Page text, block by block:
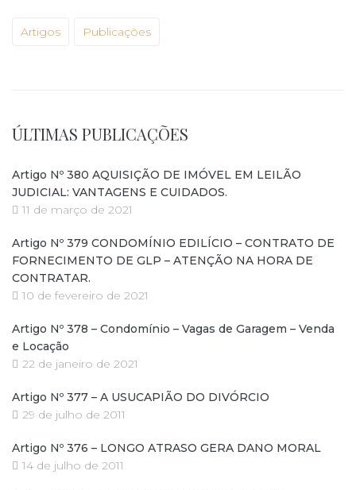
Artigos Publicações
ÚLTIMAS PUBLICAÇÕES
Artigo Nº 380 AQUISIÇÃO DE IMÓVEL EM LEILÃO
JUDICIAL: VANTAGENS E CUIDADOS.
11 de março de 2021
Artigo Nº 379 CONDOMÍNIO EDILÍCIO – CONTRATO DE
FORNECIMENTO DE GLP – ATENÇÃO NA HORA DE
CONTRATAR.
10 de fevereiro de 2021
Artigo Nº 378 – Condomínio – Vagas de Garagem – Venda
e Locação
22 de janeiro de 2021
Artigo Nº 377 – A USUCAPIÃO DO DIVÓRCIO
29 de julho de 2011
Artigo Nº 376 – LONGO ATRASO GERA DANO MORAL
14 de julho de 2011